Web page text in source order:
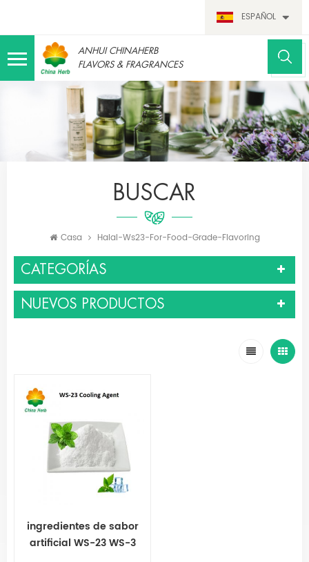
ESPAÑOL
ANHUI CHINAHERB
FLAVORS & FRAGRANCES
BUSCAR
Casa Halal-Ws23-For-Food-Grade-Flavoring
CATEGORÍAS
NUEVOS PRODUCTOS
ingredientes de sabor
artificial WS-23 WS-3